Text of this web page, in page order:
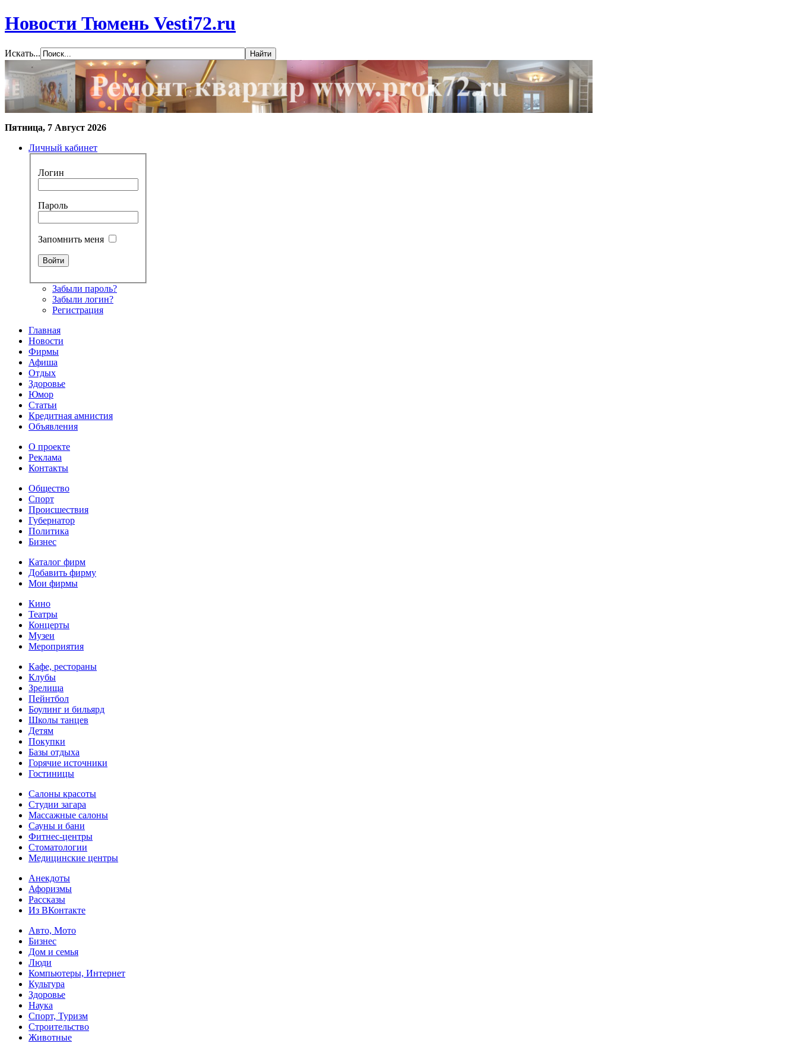
Новости Тюмень Vesti72.ru
Искать...
Пятница, 7 Август 2026
Личный кабинет
Логин
Пароль
Запомнить меня
Забыли пароль?
Забыли логин?
Регистрация
Главная
Новости
Фирмы
Афиша
Отдых
Здоровье
Юмор
Статьи
Кредитная амнистия
Объявления
О проекте
Реклама
Контакты
Общество
Спорт
Происшествия
Губернатор
Политика
Бизнес
Каталог фирм
Добавить фирму
Мои фирмы
Кино
Театры
Концерты
Музеи
Мероприятия
Кафе, рестораны
Клубы
Зрелища
Пейнтбол
Боулинг и бильярд
Школы танцев
Детям
Покупки
Базы отдыха
Горячие источники
Гостиницы
Салоны красоты
Студии загара
Массажные салоны
Сауны и бани
Фитнес-центры
Стоматологии
Медицинские центры
Анекдоты
Афоризмы
Рассказы
Из ВКонтакте
Авто, Мото
Бизнес
Дом и семья
Люди
Компьютеры, Интернет
Культура
Здоровье
Наука
Спорт, Туризм
Строительство
Животные